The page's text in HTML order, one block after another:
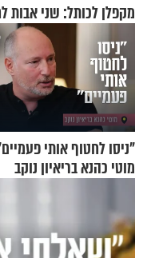
מקפלן לכותל: שני
"ניסו לחטוף אותי
מוטי כהנא בריאיון נוקב